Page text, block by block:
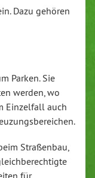
Dazu gehören
Parken. Sie
werden, wo
Einzelfall auch
Straßenbau,
für